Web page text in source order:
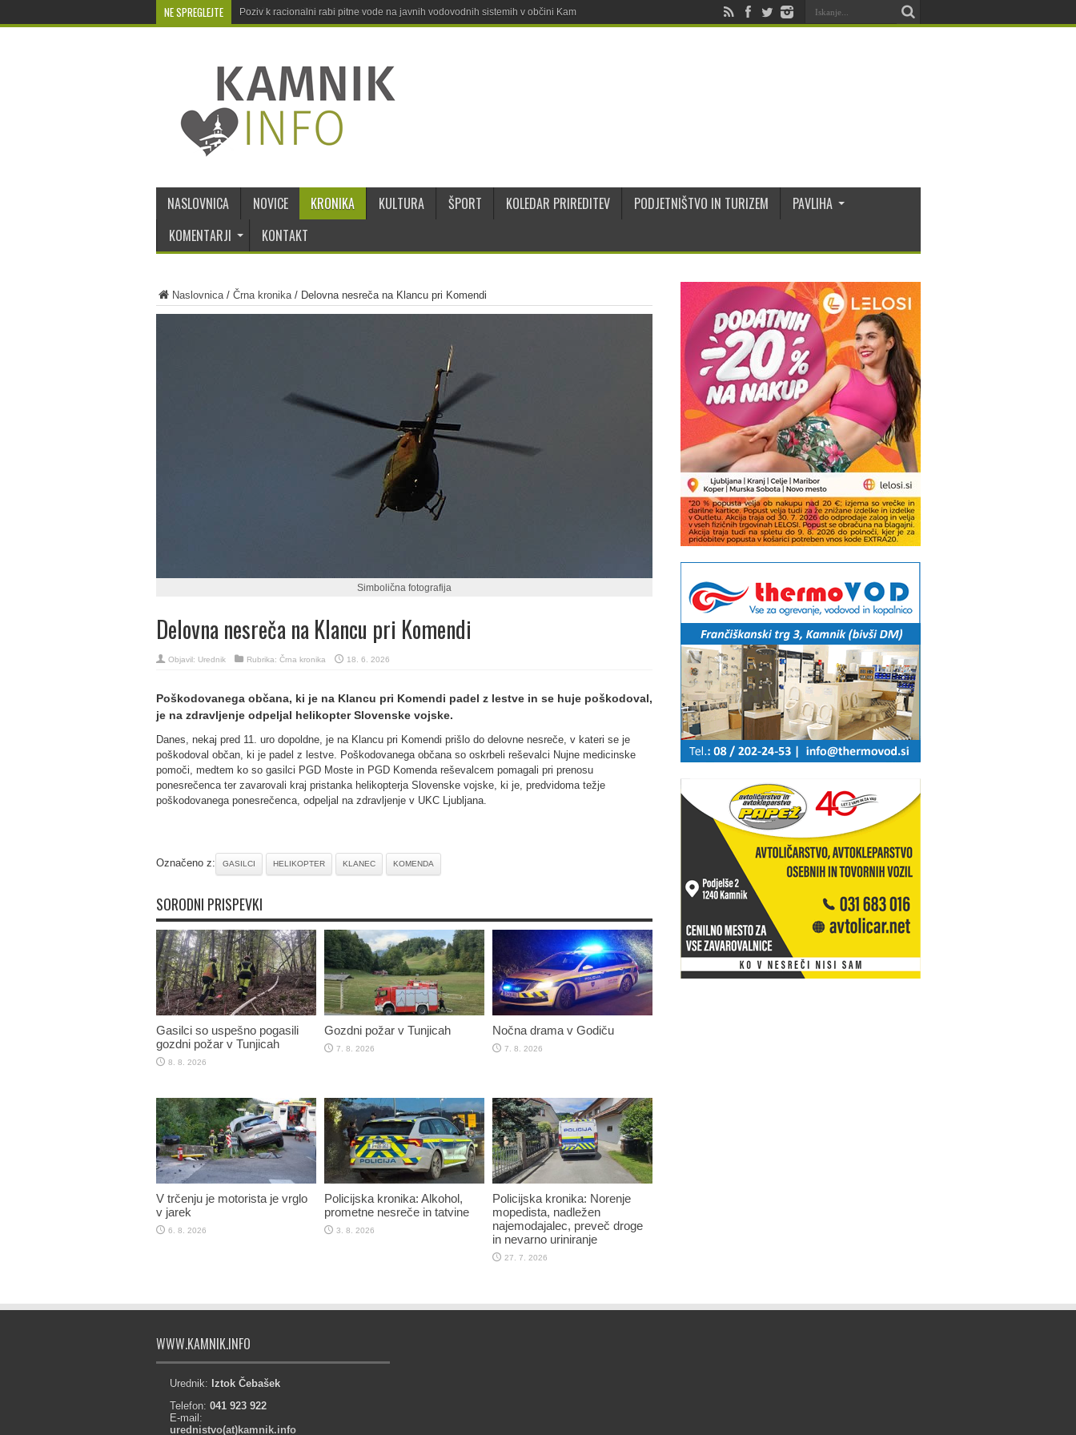
NE SPREGLEJTE Poziv k racionalni rabi pitne vode na javnih vodovodnih sistemih v občini Kamnik
NASLOVNICA NOVICE KRONIKA KULTURA ŠPORT KOLEDAR PRIREDITEV PODJETNIŠTVO IN TURIZEM
PAVLIHA
KOMENTARJI
KONTAKT
Naslovnica/ Črna kronika/ Delovna nesreča na Klancu pri Komendi
Simbolična fotografija
Delovna nesreča na Klancu pri Komendi
Objavil: Urednik Rubrika: Črna kronika 18. 6. 2026
Poškodovanega občana, ki je na Klancu pri Komendi padel z lestve in se huje poškodoval,
je na zdravljenje odpeljal helikopter Slovenske vojske.
Danes, nekaj pred 11. uro dopoldne, je na Klancu pri Komendi prišlo do delovne nesreče, v kateri se je
poškodoval občan, ki je padel z lestve. Poškodovanega občana so oskrbeli reševalci Nujne medicinske
pomoči, medtem ko so gasilci PGD Moste in PGD Komenda reševalcem pomagali pri prenosu
ponesrečenca ter zavarovali kraj pristanka helikopterja Slovenske vojske, ki je, predvidoma težje
poškodovanega ponesrečenca, odpeljal na zdravljenje v UKC Ljubljana.
Označeno z: GASILCI HELIKOPTER KLANEC KOMENDA
SORODNI PRISPEVKI
Gasilci so uspešno pogasili
gozdni požar v Tunjicah
8. 8. 2026
Gozdni požar v Tunjicah
7. 8. 2026
Nočna drama v Godiču
7. 8. 2026
V trčenju je motorista je vrglo
v jarek
6. 8. 2026
Policijska kronika: Alkohol,
prometne nesreče in tatvine
3. 8. 2026
Policijska kronika: Norenje
mopedista, nadležen
najemodajalec, preveč droge
in nevarno uriniranje
27. 7. 2026
WWW.KAMNIK.INFO
Urednik: Iztok Čebašek
Telefon: 041 923 922
E-mail:
urednistvo(at)kamnik.info